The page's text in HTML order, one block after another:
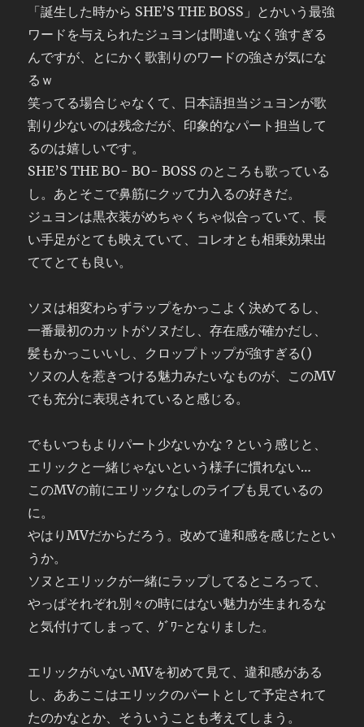
「誕生した時から SHE’S THE BOSS」とかいう最強
ワードを与えられたジュヨンは間違いなく強すぎる
んですが、とにかく歌割りのワードの強さが気にな
るｗ
笑ってる場合じゃなくて、日本語担当ジュヨンが歌
割り少ないのは残念だが、印象的なパート担当して
るのは嬉しいです。
SHE’S THE BO- BO- BOSS のところも歌っている
し。あとそこで鼻筋にクッて力入るの好きだ。
ジュヨンは黒衣装がめちゃくちゃ似合っていて、長
い手足がとても映えていて、コレオとも相乗効果出
ててとても良い。
ソヌは相変わらずラップをかっこよく決めてるし、
一番最初のカットがソヌだし、存在感が確かだし、
髪もかっこいいし、クロップトップが強すぎる()
ソヌの人を惹きつける魅力みたいなものが、このMV
でも充分に表現されていると感じる。
でもいつもよりパート少ないかな？という感じと、
エリックと一緒じゃないという様子に慣れない…
このMVの前にエリックなしのライブも見ているの
に。
やはりMVだからだろう。改めて違和感を感じたとい
うか。
ソヌとエリックが一緒にラップしてるところって、
やっぱそれぞれ別々の時にはない魅力が生まれるな
と気付けてしまって、ｸﾞﾜｰとなりました。
エリックがいないMVを初めて見て、違和感がある
し、ああここはエリックのパートとして予定されて
たのかなとか、そういうことも考えてしまう。